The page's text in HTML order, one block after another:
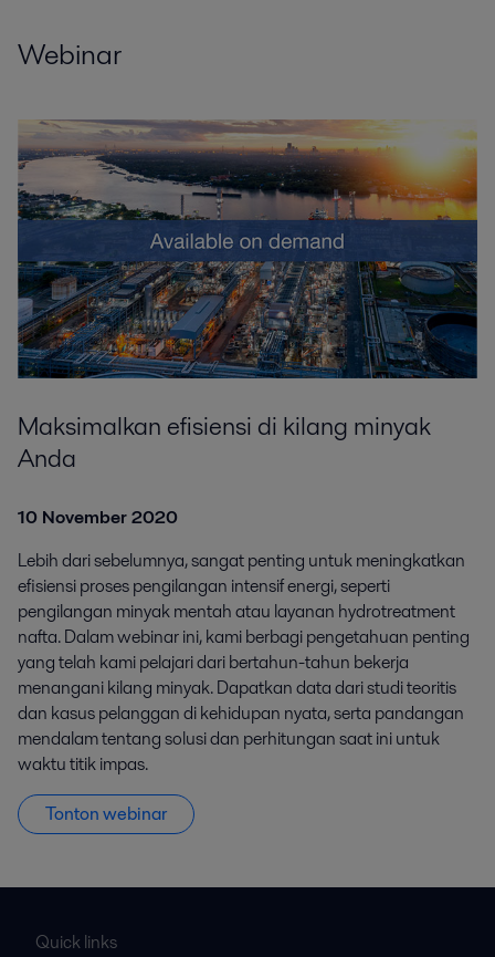
Webinar
Maksimalkan efisiensi di kilang minyak
Anda
10 November 2020
Lebih dari sebelumnya, sangat penting untuk meningkatkan
efisiensi proses pengilangan intensif energi, seperti
pengilangan minyak mentah atau layanan hydrotreatment
nafta. Dalam webinar ini, kami berbagi pengetahuan penting
yang telah kami pelajari dari bertahun-tahun bekerja
menangani kilang minyak. Dapatkan data dari studi teoritis
dan kasus pelanggan di kehidupan nyata, serta pandangan
mendalam tentang solusi dan perhitungan saat ini untuk
waktu titik impas.
Tonton webinar
Quick links